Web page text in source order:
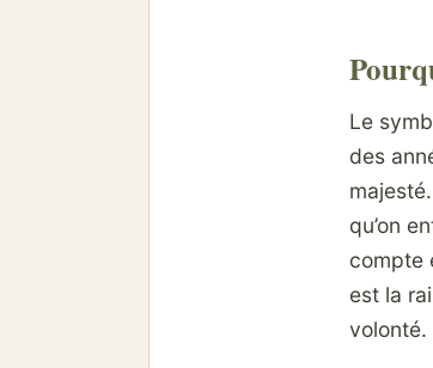
Le
des
qu’on
compte
est la
volonté.